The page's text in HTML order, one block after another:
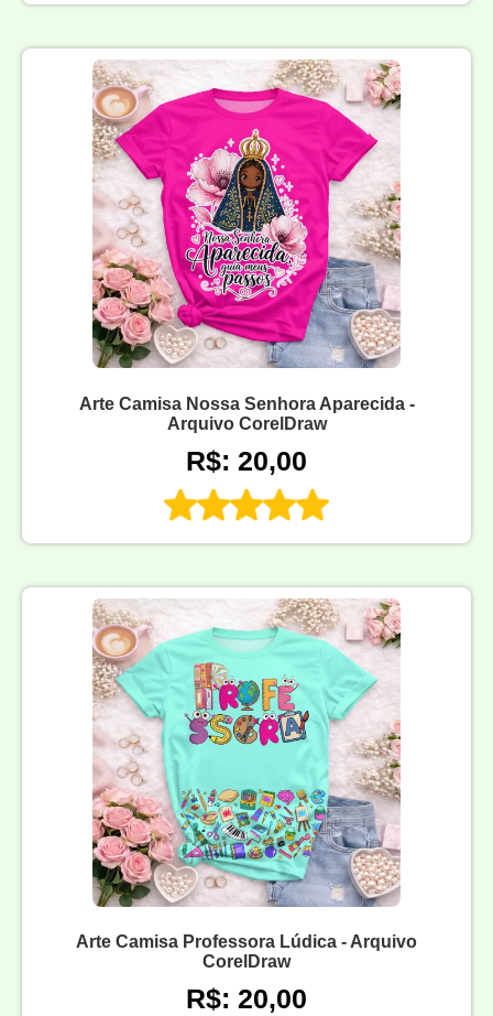
Arte Camisa Nossa Senhora Aparecida -
Arquivo CorelDraw
R$: 20,00
Arte Camisa Professora Lúdica - Arquivo
CorelDraw
R$: 20,00